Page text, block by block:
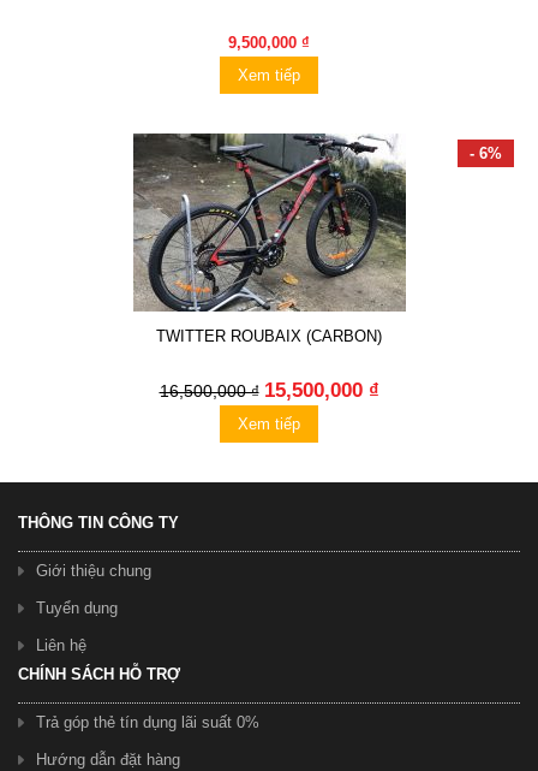
9,500,000 ₫
Xem tiếp
- 6%
TWITTER ROUBAIX (CARBON)
16,500,000 ₫ 15,500,000 ₫
Xem tiếp
THÔNG TIN CÔNG TY
Giới thiệu chung
Tuyển dụng
Liên hệ
CHÍNH SÁCH HỖ TRỢ
Trả góp thẻ tín dụng lãi suất 0%
Hướng dẫn đặt hàng